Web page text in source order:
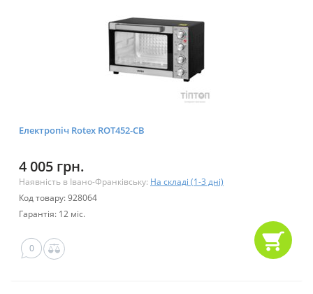
Електропіч Rotex ROT452-CB
4 005 грн.
Наявність в Івано-Франківську: На складі (1-3 дні)
Код товару: 928064
Гарантія: 12 міс.
0